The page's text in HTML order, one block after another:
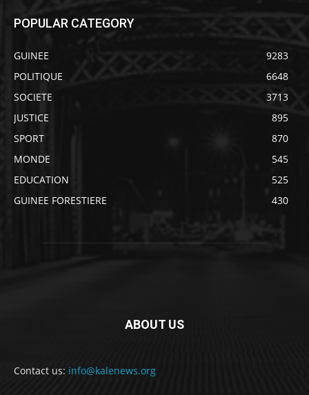
POPULAR CATEGORY
GUINEE
9283
POLITIQUE
6648
SOCIETE
3713
JUSTICE
895
SPORT
870
MONDE
545
EDUCATION
525
GUINEE FORESTIERE
430
ABOUT US
Contact us: info@kalenews.org